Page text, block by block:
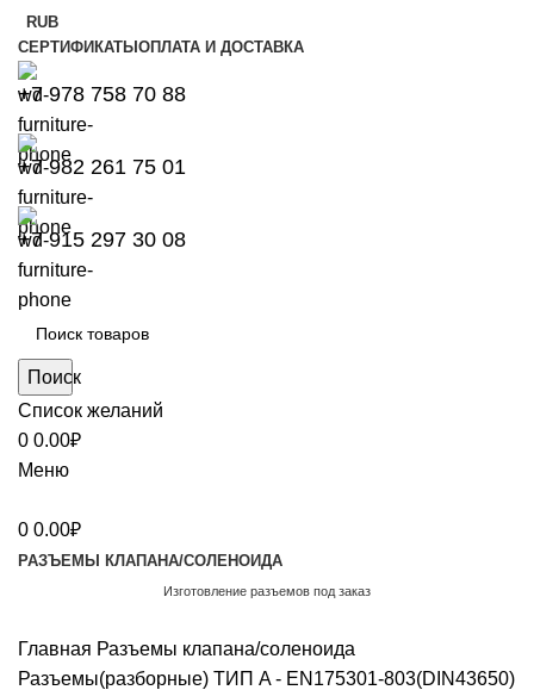
RUB
СЕРТИФИКАТЫОПЛАТА И ДОСТАВКА
+7 978 758 70 88
+7 982 261 75 01
+7 915 297 30 08
Поиск
Список желаний
0 0.00₽
Меню
0 0.00₽
РАЗЪЕМЫ КЛАПАНА/СОЛЕНОИДА
Изготовление разъемов под заказ
Главная Разъемы клапана/соленоида
Разъемы(разборные) ТИП A - EN175301-803(DIN43650)